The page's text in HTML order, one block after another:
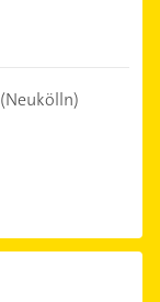
(Neukölln)